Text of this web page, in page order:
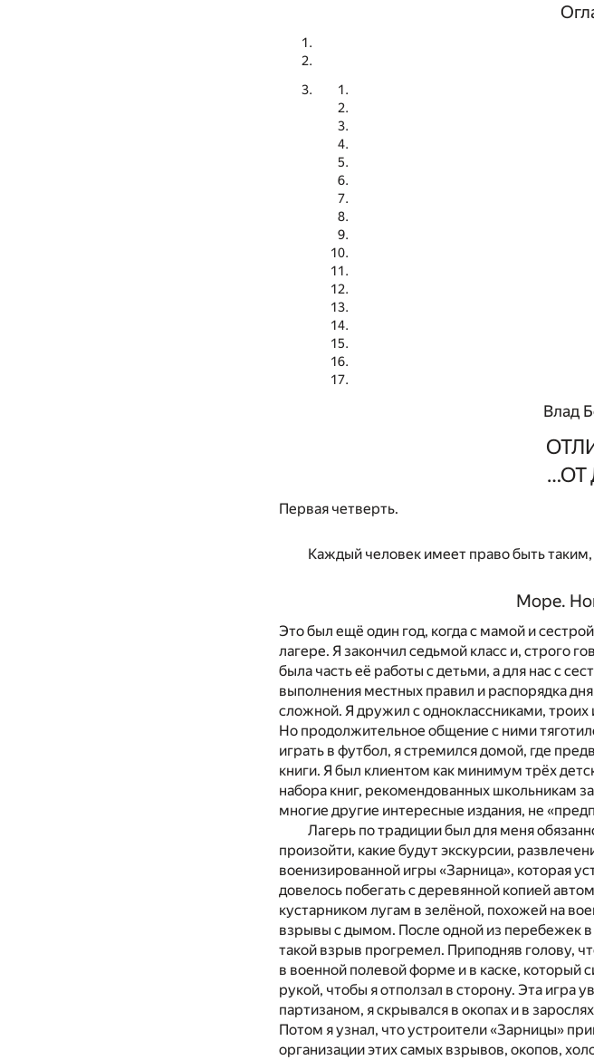
Влад
…ОТ
Первая четверть.
Каждый человек имеет право быть таким,
Море.
Это был ещё один год, когда с мамой и
лагере. Я закончил седьмой класс и, строго
была часть её работы с детьми, а для нас с
выполнения местных правил и распорядка
сложной. Я дружил с одноклассниками, троих
Но продолжительное общение с ними
играть в футбол, я стремился домой, где
книги. Я был клиентом как минимум трёх
набора книг, рекомендованных школьникам
многие другие интересные издания, не
Лагерь по традиции был для меня
произойти, какие будут экскурсии,
военизированной игры «Зарница», которая
довелось побегать с деревянной копией
кустарником лугам в зелёной, похожей на
взрывы с дымом. После одной из перебежек в
такой взрыв прогремел. Приподняв голову,
в военной полевой форме и в каске, который
рукой, чтобы я отползал в сторону. Эта игра
партизаном, я скрывался в окопах и в
Потом я узнал, что устроители «Зарницы»
организации этих самых взрывов, окопов,